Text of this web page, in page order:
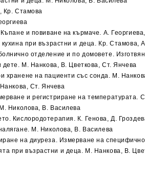
Кр. Стамова
и повиване на кърмаче. А.
при възрастни и деца. Кр. Стамова,
отделение и по домовете.
М. Нанкова, В. Цветкова, Ст. Янчева
хранене на пациенти със сонда. М.
Ст. Янчева
и регистриране на температурата.
Николова, В. Василева
Кислородотерапия. К. Генова, Д.
М. Николова, В. Василева
на диуреза. Измерване на
при възрастни и деца. М. Нанкова, В.